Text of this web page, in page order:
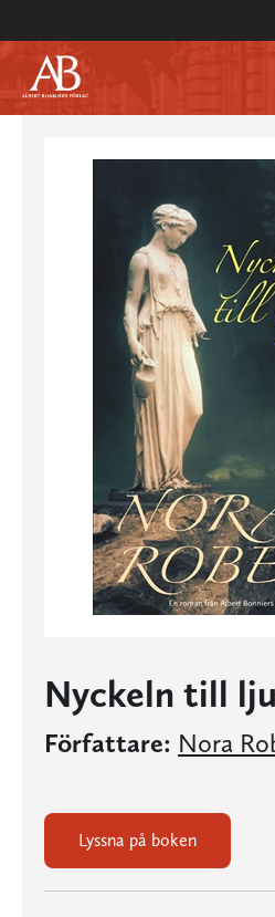
Nyckeln till
Författare: Nora
Lyssna på boken